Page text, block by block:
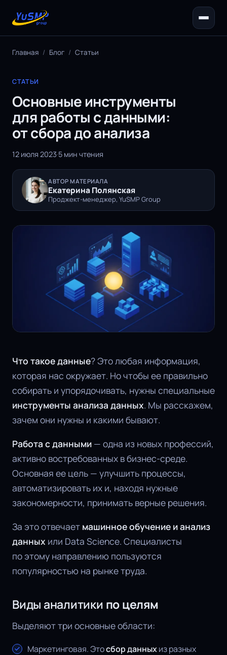
Главная / Блог / Статьи
СТАТЬИ
Основные инструменты
для работы с данными:
от сбора до анализа
12 июля 2023·5 мин чтения
АВТОР МАТЕРИАЛА
Екатерина Полянская
Проджект-менеджер, YuSMP Group
Что такое данные? Это любая информация,
которая нас окружает. Но чтобы ее правильно
собирать и упорядочивать, нужны специальные
инструменты анализа данных. Мы расскажем,
зачем они нужны и какими бывают.
Работа с данными — одна из новых профессий,
активно востребованных в бизнес-среде.
Основная ее цель — улучшить процессы,
автоматизировать их и, находя нужные
закономерности, принимать верные решения.
За это отвечает машинное обучение и анализ
данных или Data Science. Специалисты
по этому направлению пользуются
популярностью на рынке труда.
Виды аналитики по целям
Выделяют три основные области:
Маркетинговая. Этосбор данныхиз разных